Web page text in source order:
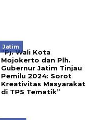
Jatim
“Pj. Wali Kota
Mojokerto dan Plh.
Gubernur Jatim Tinjau
Pemilu 2024: Sorot
Kreativitas Masyarakat
di TPS Tematik”